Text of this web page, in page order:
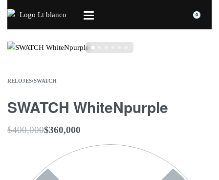
0
RELOJES›SWATCH
SWATCH WhiteNpurple
$400,000$360,000